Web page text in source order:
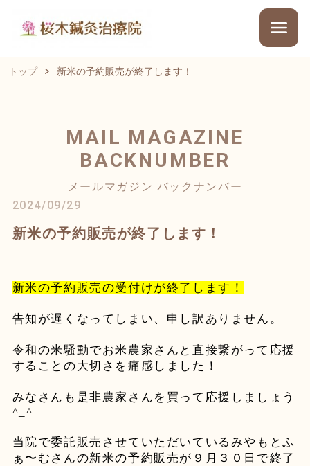
トップ 新米の予約販売が終了します！
MAIL MAGAZINE
BACKNUMBER
メールマガジン バックナンバー
2024/09/29
新米の予約販売が終了します！
新米の予約販売の受付けが終了します！
告知が遅くなってしまい、申し訳ありません。
令和の米騒動でお米農家さんと直接繋がって応援
することの大切さを痛感しました！
みなさんも是非農家さんを買って応援しましょう
^_^
当院で委託販売させていただいているみやもとふ
ぁ〜むさんの新米の予約販売が９月３０日で終了